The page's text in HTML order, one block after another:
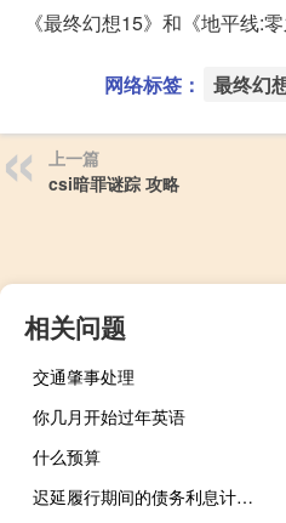
《最终幻想15》和《地平线:
网络标签： 最终幻
上一篇
csi暗罪谜踪 攻略
相关问题
交通肇事处理
你几月开始过年英语
什么预算
迟延履行期间的债务利息计算案例（迟延履行期间的债务利息如何计算）